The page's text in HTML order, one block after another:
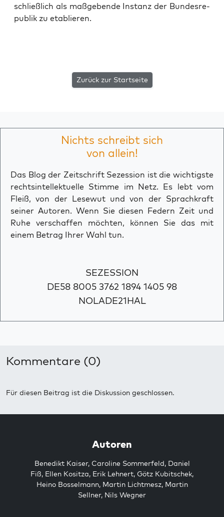
schließ­lich als maß­ge­ben­de Instanz der Bun­des­re­
pu­blik zu etablieren.
Zurück zur Startseite
Nichts schreibt sich
von allein!
Das Blog der Zeitschrift Sezession ist die wichtigste
rechtsintellektuelle Stimme im Netz. Es lebt vom
Fleiß, von der Lesewut und von der Sprachkraft
seiner Autoren. Wenn Sie diesen Federn Zeit und
Ruhe verschaffen möchten, können Sie das mit
einem Betrag Ihrer Wahl tun.
SEZESSION
DE58 8005 3762 1894 1405 98
NOLADE21HAL
Kommentare (0)
Für diesen Beitrag ist die Diskussion geschlossen.
Autoren
Benedikt Kaiser, Caroline Sommerfeld, Daniel
Fiß, Ellen Kositza, Erik Lehnert, Götz Kubitschek,
Heino Bosselmann, Martin Lichtmesz, Martin
Sellner, Nils Wegner